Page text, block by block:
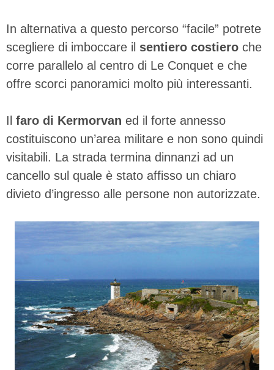
In alternativa a questo percorso “facile” potrete
scegliere di imboccare il sentiero costiero che
corre parallelo al centro di Le Conquet e che
offre scorci panoramici molto più interessanti.
Il faro di Kermorvan ed il forte annesso
costituiscono un’area militare e non sono quindi
visitabili. La strada termina dinnanzi ad un
cancello sul quale è stato affisso un chiaro
divieto d’ingresso alle persone non autorizzate.